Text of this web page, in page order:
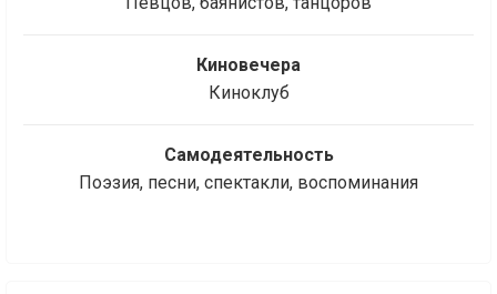
Киновечера
Киноклуб
Самодеятельность
Поэзия, песни, спектакли, воспоминания